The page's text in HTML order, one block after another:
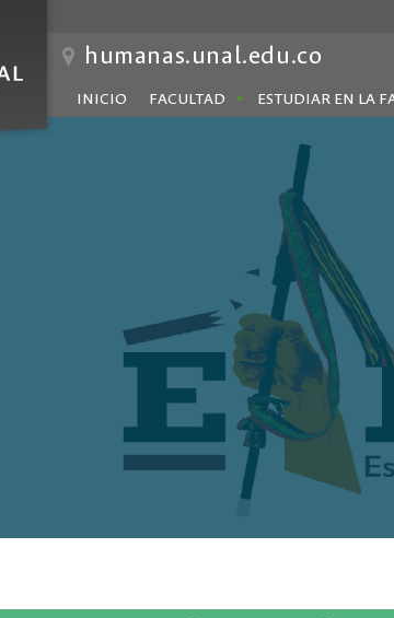
humanas.unal.edu.co
INICIO FACULTAD ESTUDIAR EN LA